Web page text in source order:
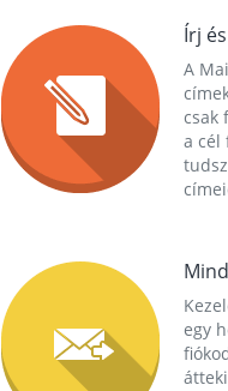
Írj
A
csak
a cél
egy